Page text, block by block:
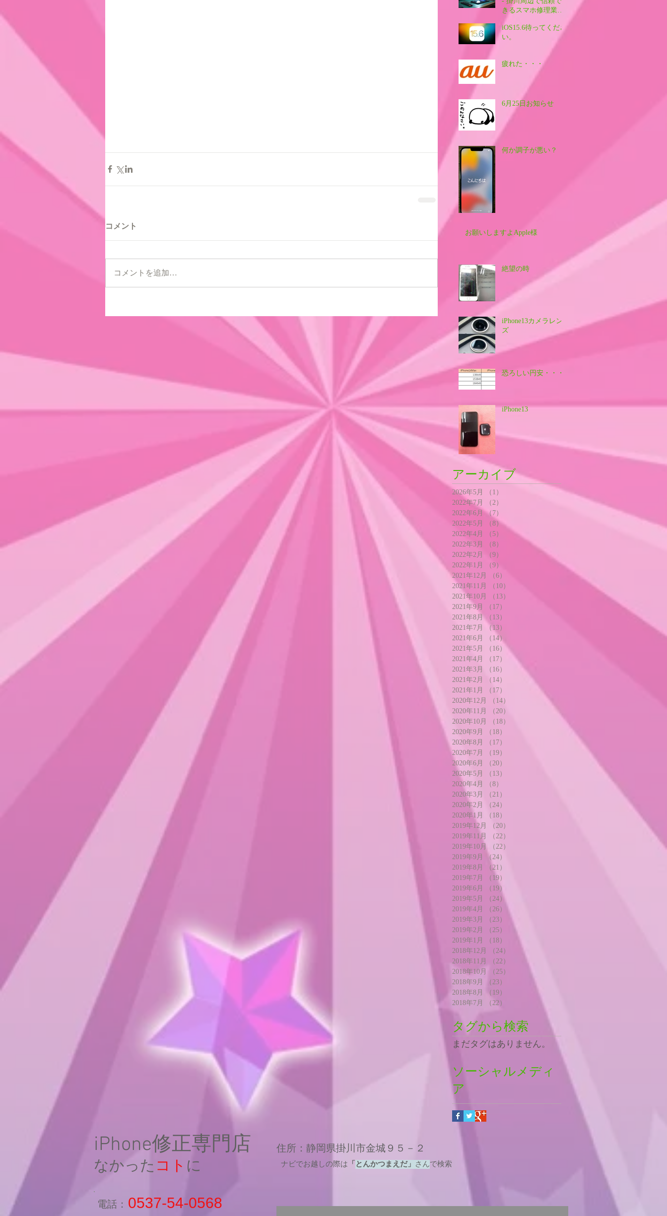
コメント
コメントを追加…
きるスマホ修理業者
を探す方法
iOS15.6待ってくださ
い。
疲れた・・・
6月25日お知らせ
何か調子が悪い？
お願いしますよApple様
絶望の時
iPhone13カメラレン
ズ
恐ろしい円安・・・
iPhone13
アーカイブ
2026年5月 （1）
2022年7月
（2）
2022年6月 （7）
2022年5月
（8）8件の記事
2022年4月
（5）
5件の記事
2022年3月
（8）
8件の記事
2022年2月
（9）
2022年1月
（9）
2021年12月
（6）
2021年11月
（10）
2021年10月
（13）
2021年9月
（17）
2021年8月
（13）
2021年7月
（13）
2021年6月
（14）
2021年5月
（16） 16件の記事
2021年4月
（17）
17件の記事
2021年3月
（16）
16件の記事
2021年2月
（14）
14件の記事
2021年1月
（17）
17件の記事
2020年12月
（14）
2020年11月
（20）
2020年10月
（18）
2020年9月
（18）
2020年8月
（17）
2020年7月
（19）
2020年6月
（20）
2020年5月
（13）
2020年4月
（8）
2020年3月
（21）
2020年2月
（24）
2020年1月
（18）
2019年12月
（20）
2019年11月
（22）
2019年10月
（22）
2019年9月
（24）
2019年8月
（21）
2019年7月
（19）
2019年6月
（19）
2019年5月
（24）
2019年4月
（26）
2019年3月
（23）
2019年2月
（25）
25件の記事
2019年1月
（18）
2018年12月
（24）
2018年11月
（22）
2018年10月
（25）
2018年9月
（23）
2018年8月
（19）
2018年7月
（22）
タグから検索
まだタグはありません。
ソーシャルメディ
ア
iPhone修正専門店
なかった コト に
住所：静岡県掛川市金城９５－２
ナビでお越しの際は 「 とんかつまえだ」 さんで検索
0537-54-0568
​電話：